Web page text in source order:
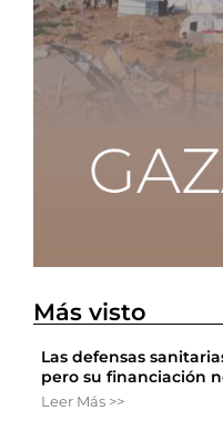
Más visto
Las defensas
pero su financiación
Leer Más >>